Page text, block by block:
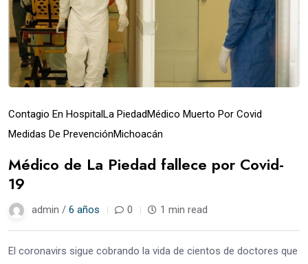
Contagio En HospitalLa PiedadMédico Muerto Por Covid
Medidas De PrevenciónMichoacán
Médico de La Piedad fallece por Covid-
19
admin / 6 años 0 1 min read
El coronavirs sigue cobrando la vida de cientos de doctores que